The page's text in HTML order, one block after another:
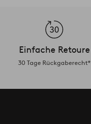
Einfache Retoure
30 Tage Rückgaberecht*